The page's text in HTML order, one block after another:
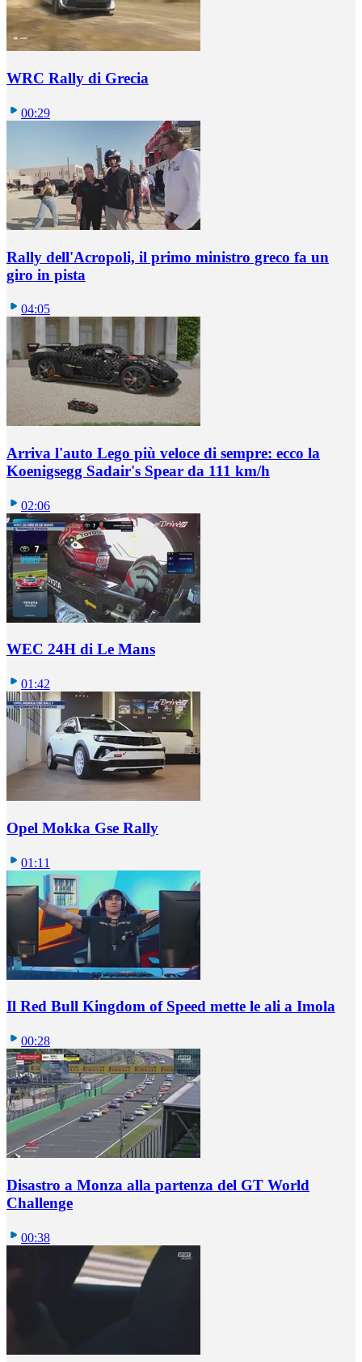
WRC Rally di Grecia
00:29
Rally dell'Acropoli, il primo ministro greco fa un
giro in pista
04:05
Arriva l'auto Lego più veloce di sempre: ecco la
Koenigsegg Sadair's Spear da 111 km/h
02:06
WEC 24H di Le Mans
01:42
Opel Mokka Gse Rally
01:11
Il Red Bull Kingdom of Speed mette le ali a Imola
00:28
Disastro a Monza alla partenza del GT World
Challenge
00:38